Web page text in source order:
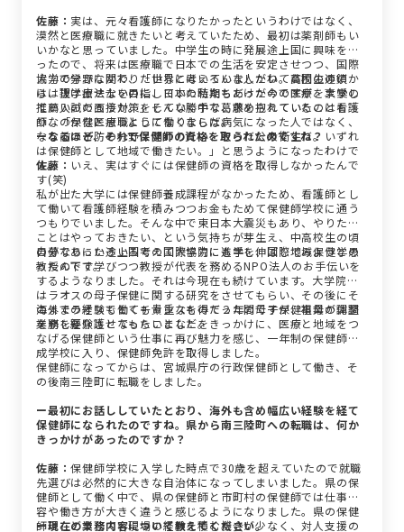
佐藤： 実は、元々看護師になりたかったというわけではなく、
漠然と医療職に就きたいと考えていたため、最初は薬剤師もい
いかなと思っていました。中学生の時に発展途上国に興味を持
ったので、将来は医療職で日本での生活を安定させつつ、国際
協力の分野に関わりたいなと考えていましたね。高校生の頃
は、理学療法士を目指していた時期もあったのですが、大学の
推薦入試の面接対策をしていく中で、求められているのは看護
師なのかなと思うようになりました。
大学で学ぶなかで、「世界にはいろんな人がいて貧困の連鎖か
らは抜け出せないのに、日本の私たちだけが今の医療を享受し
ていいのだろうか。」そんな勝手な葛藤を抱えていたこともあ
り、「保健医療職として働くならば病気になった人ではなく、
なる前の予防の分野に関わりたい、そうだ公衆衛生だ。いずれ
は保健師として地域で働きたい。」と思うようになったわけで
す。
ーなるほど、それで保健師の資格を取られたのですね？
佐藤： いえ、実はすぐには保健師の資格を取得しなかったんで
す(笑)
私が出た大学には保健師養成課程がなかったため、看護師とし
て働いて看護師経験を積みつつお金もためて保健師学校に通う
つもりでいました。そんな中で東日本大震災もあり、やりたい
ことはやっておきたい、という気持ちが芽生え、中高校生の頃
の夢であった途上国での国際協力にも手を伸ばしてみようと思
ったんです。
自分なりにいろいろ考えて大学院に進学し、国際地域保健学の
教授の下で学びつつ教授が代表を務めるNPO法人のお手伝いを
するようなりました。それは今現在も続けています。大学院で
はラオスの母子保健に関する研究をさせてもらい、その後にそ
のままラオスで働くチャンスを得て２年間母子保健事業の調整
業務を経験させてもらいました。
海外での経験もとても貴重なものだったのですが、祖母が体調
を崩し要介護となったことなどをきっかけに、医療と地域をつ
なげる保健師という仕事に再び魅力を感じ、一年制の保健師養
成学校に入り、保健師免許を取得しました。
保健師になってからは、宮城県庁の行政保健師として働き、そ
の後南三陸町に転職をしました。
ー最初にお話ししていたとおり、海外も含め幅広い経験を経て
保健師になられたのですね。県から南三陸町への転職は、何か
きっかけがあったのですか？
佐藤：保健師学校に入学した時点で30歳を超えていたので就職
先選びは必然的に大きな自治体になってしまいました。県の保
健師として働く中で、県の保健師と市町村の保健師では仕事内
容や働き方が大きく違うと感じるようになりました。県の保健
師は、どうしても現場の経験を積む機会が少なく、対人支援の
ー現在の業務内容について教えてください。